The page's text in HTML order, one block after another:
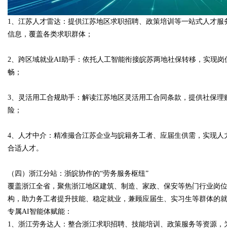
1、江苏人才雷达：提供江苏地区求职招聘、政策培训等一站式人才
信息，覆盖各类求职群体；
2、跨区域就业AI助手：依托人工智能衔接皖苏两地社保转移，实现
畅；
3、灵活用工合规助手：解读江苏地区灵活用工合同条款，提供社保
险；
4、人才中介：精准撮合江苏企业与皖籍务工者、应届生供需，实现
合适人才。
（四）浙江分站：浙皖协作的“劳务服务枢纽”
覆盖浙江全省，聚焦浙江地区建筑、制造、家政、保安等热门行业岗
构，助力务工者提升技能、稳定就业，兼顾应届生、实习生等群体的
专属AI智能体赋能：
1、浙江劳务达人：整合浙江求职招聘、技能培训、政策服务等资源